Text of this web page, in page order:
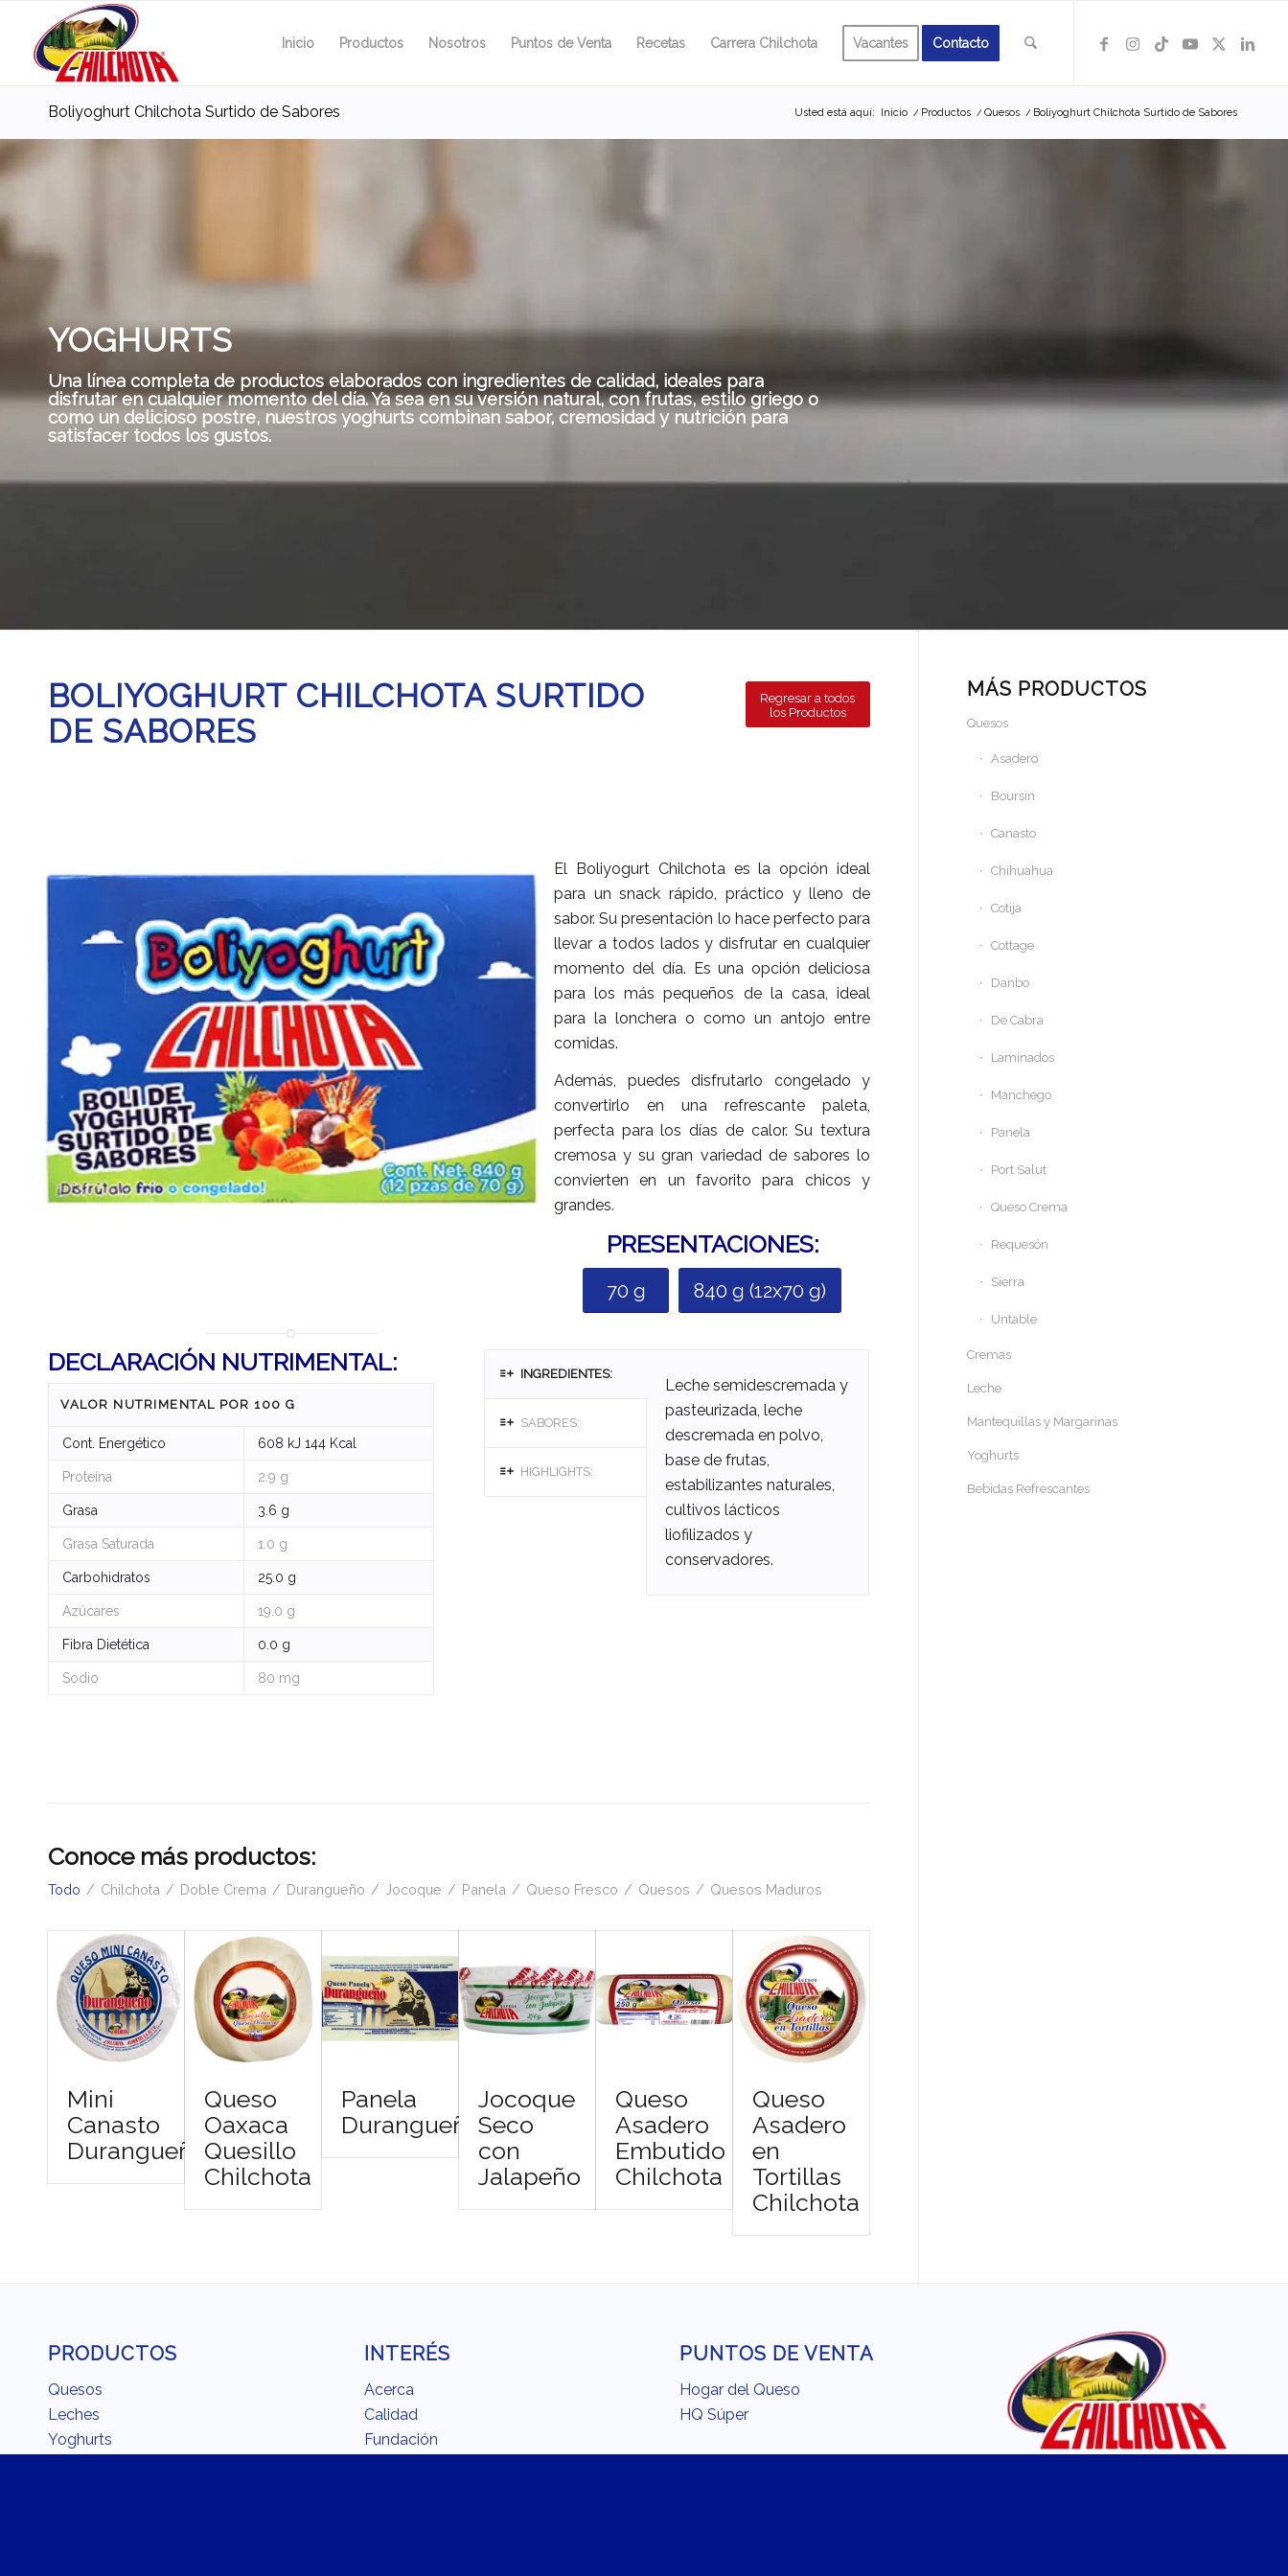
Inicio Productos Nosotros Puntos de Venta Recetas Carrera Chilchota Vacantes Contacto
Boliyoghurt Chilchota Surtido de Sabores Usted está aquí: Inicio / Productos / Quesos / Boliyoghurt Chilchota Surtido de Sabores
YOGHURTS
Una línea completa de productos elaborados con ingredientes de calidad, ideales para
disfrutar en cualquier momento del día. Ya sea en su versión natural, con frutas, estilo griego o
como un delicioso postre, nuestros yoghurts combinan sabor, cremosidad y nutrición para
satisfacer todos los gustos.
BOLIYOGHURT CHILCHOTA SURTIDO
DE SABORES
Regresar a todos
los Productos
El Boliyogurt Chilchota es la opción ideal
para un snack rápido, práctico y lleno de
sabor. Su presentación lo hace perfecto para
llevar a todos lados y disfrutar en cualquier
momento del día. Es una opción deliciosa
para los más pequeños de la casa, ideal
para la lonchera o como un antojo entre
comidas.
Además, puedes disfrutarlo congelado y
convertirlo en una refrescante paleta,
perfecta para los días de calor. Su textura
cremosa y su gran variedad de sabores lo
convierten en un favorito para chicos y
grandes.
PRESENTACIONES:
70 g 840 g (12x70 g)
DECLARACIÓN NUTRIMENTAL:
VALOR NUTRIMENTAL POR 100 G
Cont. Energético 608 kJ 144 Kcal
Proteína 2.9 g
Grasa 3.6 g
Grasa Saturada 1.0 g
Carbohidratos 25.0 g
Azúcares 19.0 g
Fibra Dietética 0.0 g
Sodio 80 mg
INGREDIENTES:
SABORES:
HIGHLIGHTS:
Leche semidescremada y
pasteurizada, leche
descremada en polvo,
base de frutas,
estabilizantes naturales,
cultivos lácticos
liofilizados y
conservadores.
Conoce más productos:
Todo / Chilchota / Doble Crema / Durangueño / Jocoque / Panela / Queso Fresco / Quesos / Quesos Maduros
Mini
Canasto
Durangueño
Queso
Oaxaca
Quesillo
Chilchota
Panela
Durangueño
Jocoque
Seco
con
Jalapeño
Queso
Asadero
Embutido
Chilchota
Queso
Asadero
en
Tortillas
Chilchota
MÁS PRODUCTOS
Quesos
Asadero
Boursin
Canasto
Chihuahua
Cotija
Cottage
Danbo
De Cabra
Laminados
Manchego
Panela
Port Salut
Queso Crema
Requesón
Sierra
Untable
Cremas
Leche
Mantequillas y Margarinas
Yoghurts
Bebidas Refrescantes
PRODUCTOS
Quesos
Leches
Yoghurts
INTERÉS
Acerca
Calidad
Fundación
PUNTOS DE VENTA
Hogar del Queso
HQ Súper